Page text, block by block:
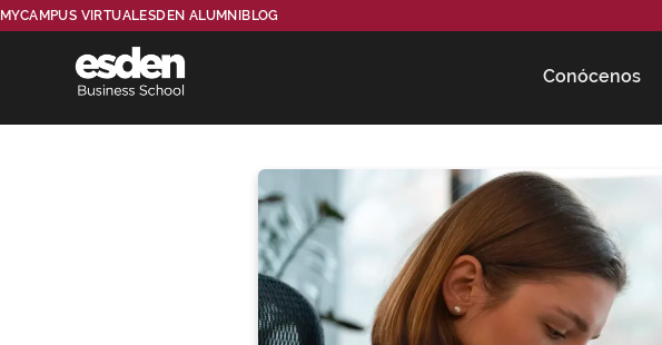
MYCAMPUS VIRTUALESDEN ALUMNI BLOG
Conócenos